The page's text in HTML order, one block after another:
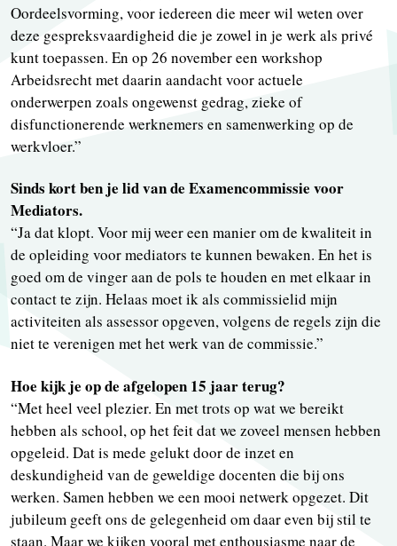
Oordeelsvorming, voor iedereen die meer wil weten over
deze gespreksvaardigheid die je zowel in je werk als privé
kunt toepassen. En op 26 november een workshop
Arbeidsrecht met daarin aandacht voor actuele
onderwerpen zoals ongewenst gedrag, zieke of
disfunctionerende werknemers en samenwerking op de
werkvloer.”
Sinds kort ben je lid van de Examencommissie voor
Mediators.
“Ja dat klopt. Voor mij weer een manier om de kwaliteit in
de opleiding voor mediators te kunnen bewaken. En het is
goed om de vinger aan de pols te houden en met elkaar in
contact te zijn. Helaas moet ik als commissielid mijn
activiteiten als assessor opgeven, volgens de regels zijn die
niet te verenigen met het werk van de commissie.”
Hoe kijk je op de afgelopen 15 jaar terug?
“Met heel veel plezier. En met trots op wat we bereikt
hebben als school, op het feit dat we zoveel mensen hebben
opgeleid. Dat is mede gelukt door de inzet en
deskundigheid van de geweldige docenten die bij ons
werken. Samen hebben we een mooi netwerk opgezet. Dit
jubileum geeft ons de gelegenheid om daar even bij stil te
staan. Maar we kijken vooral met enthousiasme naar de